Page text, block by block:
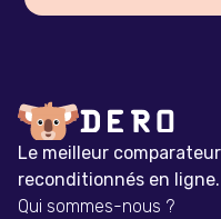
Le meilleur
reconditionnés en ligne.
Qui sommes-nous ?